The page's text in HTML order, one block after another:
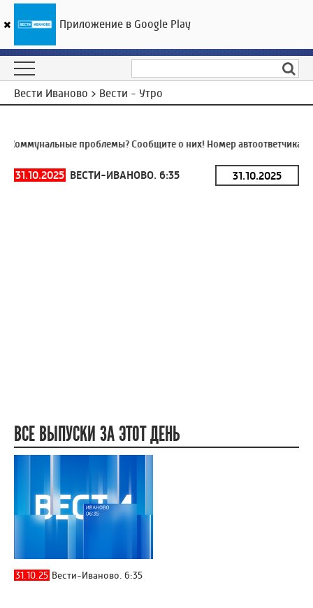
ГТРК «Ивтелерадио»
Вести Иваново > Вести - Утро
Коммунальные проблемы? Сообщите о них! Номер автоответчика:
31.10.2025 ВЕСТИ-ИВАНОВО. 6:35
ВСЕ ВЫПУСКИ ЗА ЭТОТ ДЕНЬ
31.10.25 Вести-Иваново. 6:35
Приложение в Google Play